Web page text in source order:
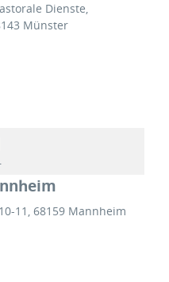
Dienste,
Münster
11, 68159 Mannheim